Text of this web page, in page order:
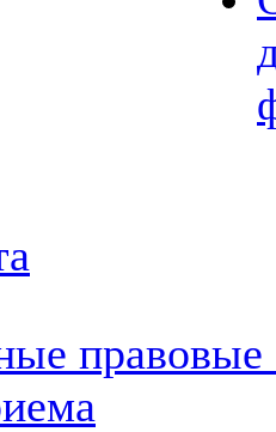
правовые